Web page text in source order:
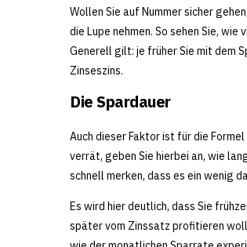
Wollen Sie auf Nummer sicher
die Lupe nehmen. So sehen Sie,
Generell gilt: je früher Sie mit dem
Zinseszins.
Die Spardauer
Auch dieser Faktor ist für die
verrät, geben Sie hierbei an, wie
schnell merken, dass es ein wenig
Es wird hier deutlich, dass Sie
später vom Zinssatz profitieren